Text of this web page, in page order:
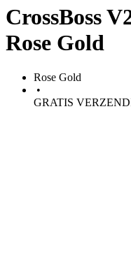
CrossBoss
Rose Gold
Rose Gold
•
GRATIS